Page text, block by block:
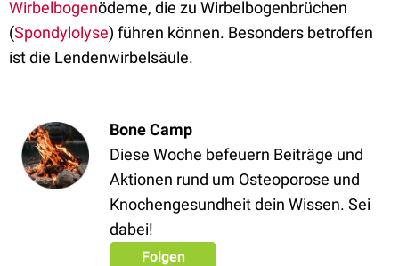
Wirbelbogenödeme, die zu Wirbelbogenbrüchen
(Spondylolyse) führen können. Besonders betroffen
ist die Lendenwirbelsäule.
Bone Camp
Diese Woche befeuern Beiträge und
Aktionen rund um Osteoporose und
Knochengesundheit dein Wissen. Sei
dabei!
Folgen